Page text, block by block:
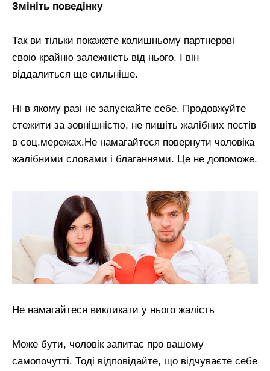
Змініть поведінку
Так ви тільки покажете колишньому партнерові
свою крайню залежність від нього. І він
віддалиться ще сильніше.
Ні в якому разі не запускайте себе. Продовжуйте
стежити за зовнішністю, не пишіть жалібних постів
в соц.мережах.Не намагайтеся повернути чоловіка
жалібними словами і благаннями. Це не допоможе.
Не намагайтеся викликати у нього жалість
Може бути, чоловік запитає про вашому
самопочутті. Тоді відповідайте, що відчуваєте себе